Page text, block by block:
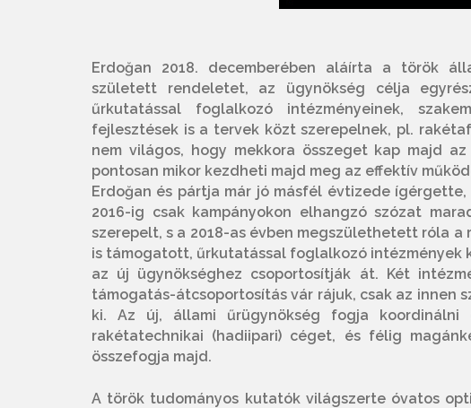
Erdoğan 2018. decemberében aláírta a török
született rendeletet, az ügynökség célja
űrkutatással foglalkozó intézményeinek,
fejlesztések is a tervek közt szerepelnek, pl.
nem világos, hogy mekkora összeget kap majd
pontosan mikor kezdheti majd meg az effektív
Erdoğan és pártja már jó másfél évtizede
2016-ig csak kampányokon elhangzó szózat
szerepelt, s a 2018-as évben megszülethetett róla
is támogatott, űrkutatással foglalkozó
az új ügynökséghez csoportosítják át. Két
támogatás-átcsoportosítás vár rájuk, csak az innen
ki. Az új, állami űrügynökség fogja
rakétatechnikai (hadiipari) céget, és félig
összefogja majd.
A török tudományos kutatók világszerte óvatos